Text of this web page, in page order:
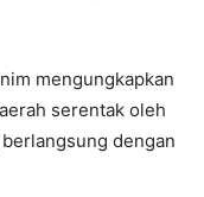
mengungkapkan
serentak oleh
dengan